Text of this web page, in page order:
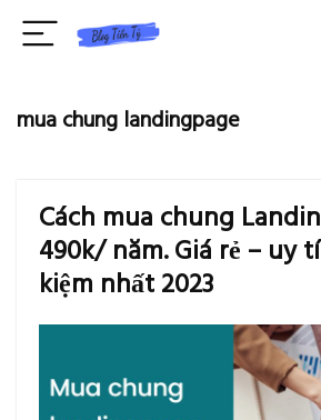
mua chung landingpage
Cách mua chung
490k/ năm. Giá rẻ – uy
kiệm nhất 2023